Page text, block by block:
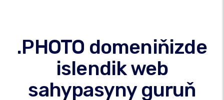
.PHOTO domeniňizde
islendik web
sahypasyny guruň